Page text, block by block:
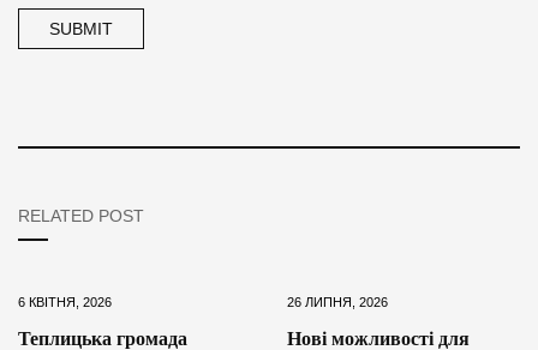
RELATED POST
6 КВІТНЯ, 2026
Теплицька громада
26 ЛИПНЯ, 2026
Нові можливості для